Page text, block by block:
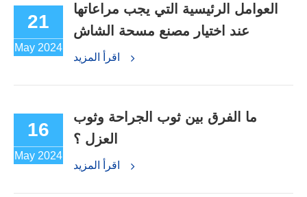
21
May 2024
العوامل الرئيسية التي يجب مراعاتها
عند اختيار مصنع مسحة الشاش
16
May 2024
ما الفرق بين ثوب الجراحة وثوب
العزل ؟